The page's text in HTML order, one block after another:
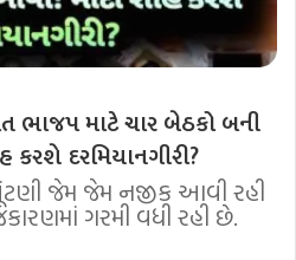
ભાજપ માટે ચાર બેઠકો બની
કરશે દરમિયાનગીરી?
જેમ જેમ નજીક આવી રહી
ગરમી વધી રહી છે.